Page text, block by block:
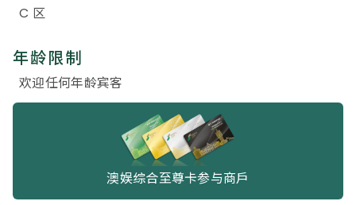
C 区
年龄限制
欢迎任何年龄宾客
澳娱综合至尊卡参与商戶